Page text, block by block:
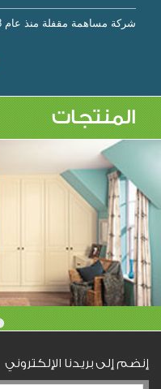
شركة مساهمة مقفلة منذ عام 2008
المنتجات
إنضم إلى بريدنا الإلكتروني